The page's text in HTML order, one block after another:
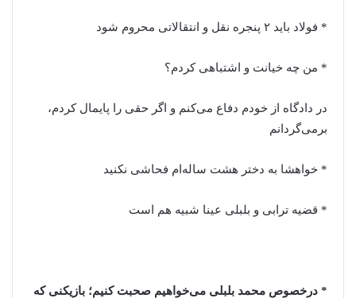
* فولاد باید ۲ پنجره نقل و انتقالاتی محروم شود
* من چه خیانت و اشتباهی کردم؟
در دادگاه از خودم دفاع می‌کنم و اگر حقی را پایمال کردم،
برمی‌گردانم
* خواهشا به دختر هشت ساله‌ام فحاشی نکنید
* قضیه ترابی و بلبلی عینا شبیه هم است
* درخصوص محمد بلبلی می‌خواهیم صحبت کنیم؛ بازیکنی که